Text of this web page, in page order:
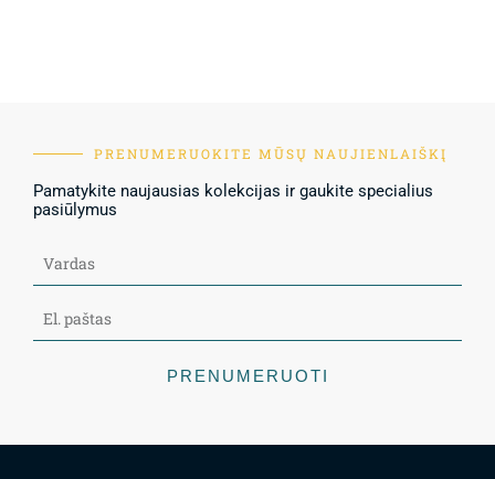
PRENUMERUOKITE MŪSŲ NAUJIENLAIŠKĮ
Pamatykite naujausias kolekcijas ir gaukite specialius
pasiūlymus
PRENUMERUOTI